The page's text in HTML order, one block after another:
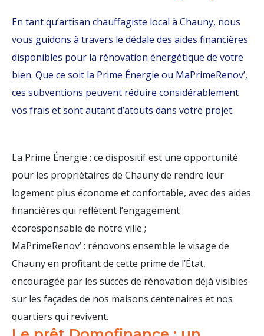
En tant qu’artisan chauffagiste local à Chauny, nous
vous guidons à travers le dédale des aides financières
disponibles pour la rénovation énergétique de votre
bien. Que ce soit la Prime Énergie ou MaPrimeRenov’,
ces subventions peuvent réduire considérablement
vos frais et sont autant d’atouts dans votre projet.
La Prime Énergie : ce dispositif est une opportunité
pour les propriétaires de Chauny de rendre leur
logement plus économe et confortable, avec des aides
financières qui reflètent l’engagement
écoresponsable de notre ville ;
MaPrimeRenov’ : rénovons ensemble le visage de
Chauny en profitant de cette prime de l’État,
encouragée par les succès de rénovation déjà visibles
sur les façades de nos maisons centenaires et nos
quartiers qui revivent.